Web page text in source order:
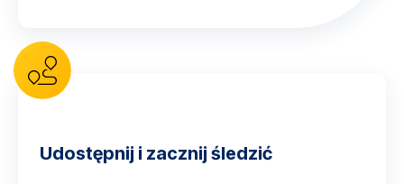
Udostępnij i zacznij śledzić